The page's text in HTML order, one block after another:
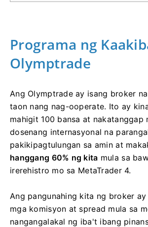
Programa ng
Olymptrade
Ang Olymptrade ay isang broker
taon nang nag-ooperate. Ito ay
mahigit 100 bansa at nakatanggap
dosenang internasyonal na
pakikipagtulungan sa amin at
hanggang 60% ng kita mula sa
irerehistro mo sa MetaTrader 4.
Ang pangunahing kita ng broker
mga komisyon at spread mula sa
nangangalakal ng iba't ibang